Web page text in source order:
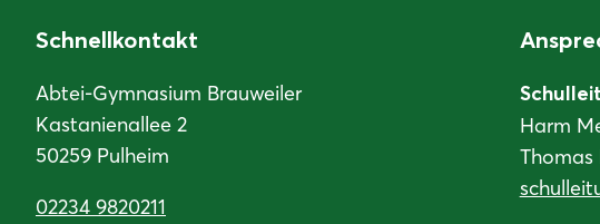
Schnellkontakt
Abtei-Gymnasium Brauweiler
Kastanienallee 2
50259 Pulheim
02234 9820211
Harm
Thomas